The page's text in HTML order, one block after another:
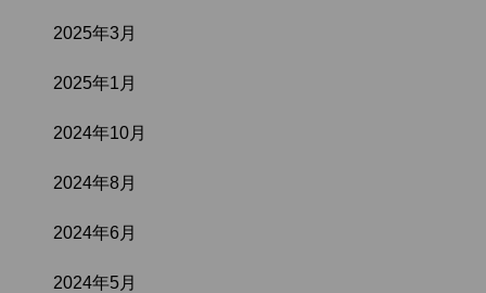
2025年3月
2025年1月
2024年10月
2024年8月
2024年6月
2024年5月